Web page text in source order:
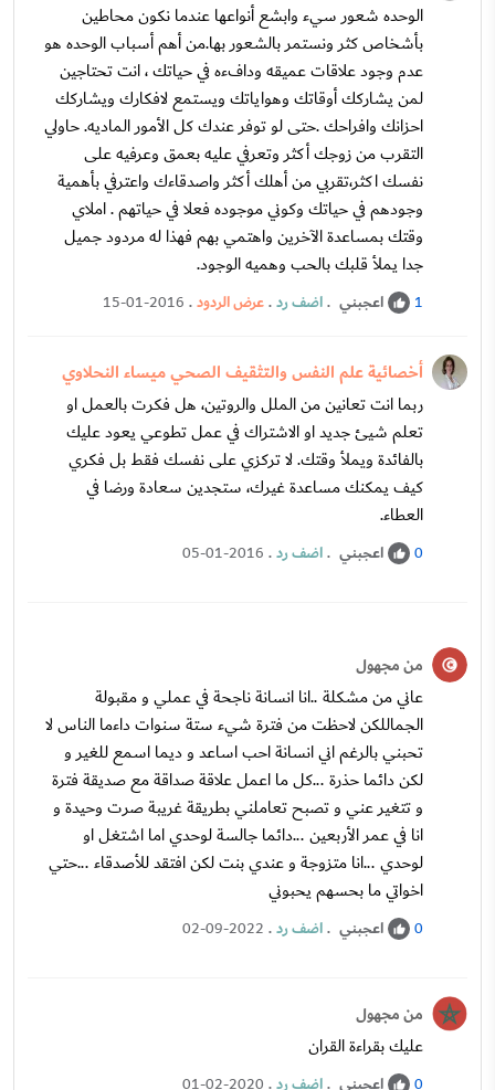
الوحده شعور سيء وابشع أنواعها عندما نكون محاطين
بأشخاص كثر ونستمر بالشعور بها.من أهم أسباب الوحده هو
عدم وجود علاقات عميقه ودافءه في حياتك ، انت تحتاجين
لمن يشاركك أوقاتك وهواياتك ويستمع لافكارك ويشاركك
احزانك وافراحك .حتى لو توفر عندك كل الأمور الماديه. حاولي
التقرب من زوجك أكثر وتعرفي عليه بعمق وعرفيه على
نفسك اكثر،تقربي من أهلك أكثر واصدقاءك واعترفي بأهمية
وجودهم في حياتك وكوني موجوده فعلا في حياتهم . املاي
وقتك بمساعدة الآخرين واهتمي بهم فهذا له مردود جميل
جدا يملأ قلبك بالحب وهميه الوجود.
1 اعجبني .اضف رد.عرض الردود.
15-01-2016
أخصائية علم النفس والتثقيف الصحي ميساء النحلاوي
ربما انت تعانين من الملل والروتين، هل فكرت بالعمل او
تعلم شيئ جديد او الاشتراك في عمل تطوعي يعود عليك
بالفائدة ويملأ وقتك. لا تركزي على نفسك فقط بل فكري
كيف يمكنك مساعدة غيرك، ستجدين سعادة ورضا في
العطاء.
0 اعجبني .اضف رد.
05-01-2016
من مجهول
عاني من مشكلة ..انا انسانة ناجحة في عملي و مقبولة
الجماللكن لاحظت من فترة شيء ستة سنوات داءما الناس لا
تحبني بالرغم اني انسانة احب اساعد و ديما اسمع للغير و
لكن دائما حذرة ...كل ما اعمل علاقة صداقة مع صديقة فترة
و تتغير عني و تصبح تعاملني بطريقة غريبة صرت وحيدة و
انا في عمر الأربعين ...دائما جالسة لوحدي اما اشتغل او
لوحدي ...انا متزوجة و عندي بنت لكن افتقد للأصدقاء ...حتي
اخواتي ما بحسهم يحبوني
0 اعجبني .اضف رد.
02-09-2022
من مجهول
عليك بقراءة القران
0 اعجبني .اضف رد.
01-02-2020